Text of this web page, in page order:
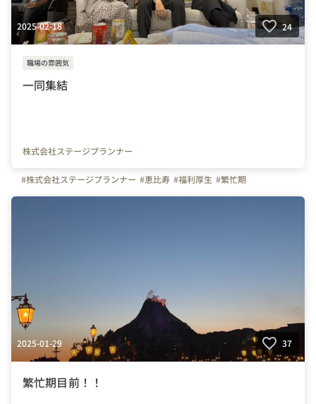
2025-02-18 24
職場の雰囲気
一同集結
株式会社ステージプランナー
#株式会社ステージプランナー #恵比寿 #福利厚生 #繁忙期
2025-01-29 37
繁忙期目前！！